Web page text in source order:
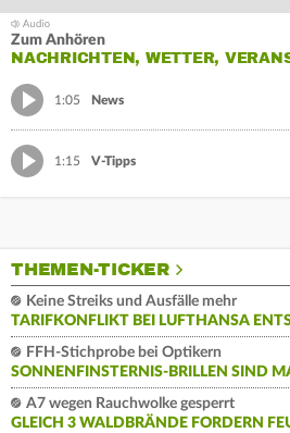
Zum Anhören
NACHRICHTEN, WETTER,
1:05 News
1:15 V-Tipps
THEMEN-TICKER
Keine Streiks und Ausfälle mehr
TARIFKONFLIKT BEI LUFTHANSA
FFH-Stichprobe bei Optikern
SONNENFINSTERNIS-BRILLEN SIND
A7 wegen Rauchwolke gesperrt
GLEICH 3 WALDBRÄNDE FORDERN